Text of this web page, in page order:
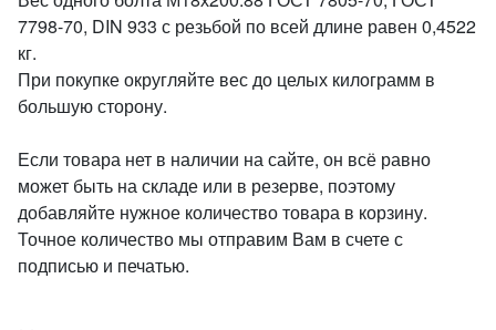
7798-70, DIN 933 с резьбой по всей длине равен 0,4522
кг.
При покупке округляйте вес до целых килограмм в
большую сторону.
Если товара нет в наличии на сайте, он всё равно
может быть на складе или в резерве, поэтому
добавляйте нужное количество товара в корзину.
Точное количество мы отправим Вам в счете с
подписью и печатью.